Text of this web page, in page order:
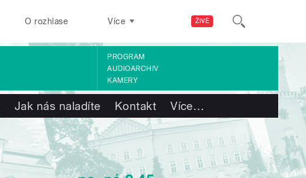
ŽIVĚ
O rozhlase Více
PROGRAM
AUDIOARCHIV
KAMERY
Jak nás naladíte Kontakt Více…